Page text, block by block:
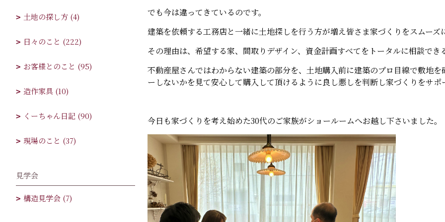
でも今は違ってきているのです。
建築を依頼する工務店と一緒に土地探しを行う方が増え皆さま家づくりをスムーズ
その理由は、希望する家、間取りデザイン、資金計画すべてをトータルに相談でき
不動産屋さんではわからない建築の部分を、土地購入前に建築のプロ目線で敷地
ーしないかを見て安心して購入して頂けるように良し悪しを判断し家づくりをサポ
今日も家づくりを考え始めた30代のご家族がショールームへお越し下さいました。
土地の探し方 (4)
日々のこと (222)
お客様とのこと (95)
造作家具 (10)
くーちゃん日記 (90)
現場のこと (37)
見学会
構造見学会 (7)